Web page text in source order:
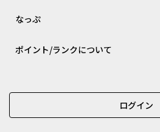
なっぷ
ポイント/ランクについて
ログイン